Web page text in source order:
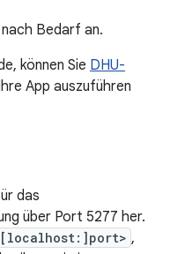
Bedarf an.
können Sie DHU-
App auszuführen
das
über Port 5277 her.
,